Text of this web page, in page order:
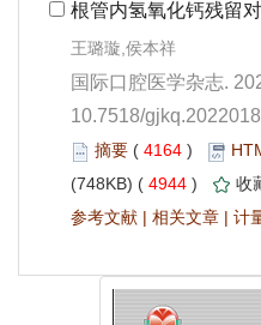
10.7518/gjkq.2022018
4164 )
4944 )
|
|